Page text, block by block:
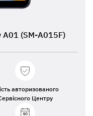
A01 (SM-A015F)
авторизованого
Центру